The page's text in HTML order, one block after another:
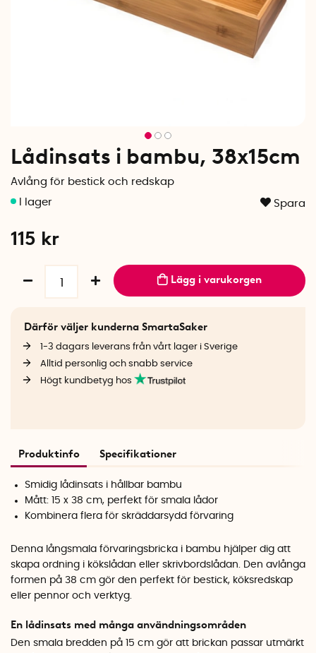
Lådinsats i bambu, 38x15cm
Avlång för bestick och redskap
Spara
115 kr
Lägg i varukorgen
Därför väljer kunderna SmartaSaker
1-3 dagars leverans från vårt lager i Sverige
Alltid personlig och snabb service
Högt kundbetyg hos
Produktinfo Specifikationer
Smidig lådinsats i hållbar bambu
Mått: 15 x 38 cm, perfekt för smala lådor
Kombinera flera för skräddarsydd förvaring
Denna långsmala förvaringsbricka i bambu hjälper dig att
skapa ordning i kökslådan eller skrivbordslådan. Den avlånga
formen på 38 cm gör den perfekt för bestick, köksredskap
eller pennor och verktyg.
En lådinsats med många användningsområden
Den smala bredden på 15 cm gör att brickan passar utmärkt